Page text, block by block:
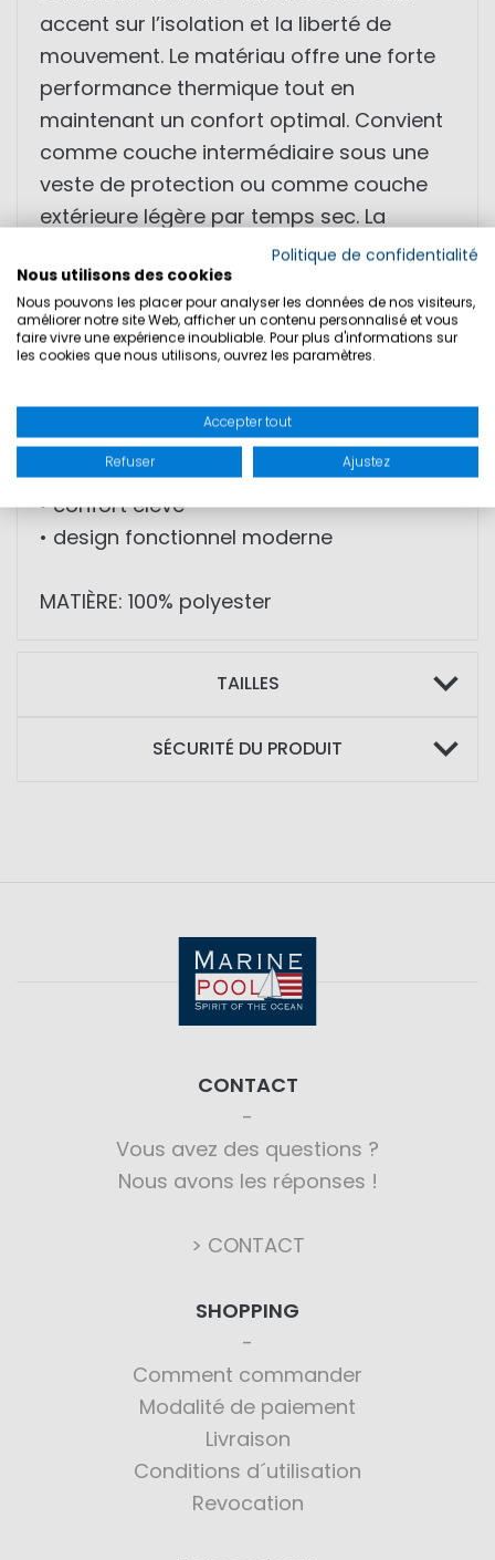
accent sur l’isolation et la liberté de
mouvement. Le matériau offre une forte
performance thermique tout en
maintenant un confort optimal. Convient
comme couche intermédiaire sous une
veste de protection ou comme couche
extérieure légère par temps sec. La
construction flexible garantit une mobilité
totale lors des activités.
• matière polaire avec haute isolation
• respirant
• extensible avec stretch 4 directions
• grande liberté de mouvement
• confort élevé
• design fonctionnel moderne
MATIÈRE: 100% polyester
TAILLES
SÉCURITÉ DU PRODUIT
CONTACT
Vous avez des questions ?
Nous avons les réponses !
> CONTACT
SHOPPING
Comment commander
Modalité de paiement
Livraison
Conditions d´utilisation
Revocation
Politique de confidentialité
Nous utilisons des cookies
Nous pouvons les placer pour analyser les données de nos visiteurs,
améliorer notre site Web, afficher un contenu personnalisé et vous
faire vivre une expérience inoubliable. Pour plus d'informations sur
les cookies que nous utilisons, ouvrez les paramètres.
Accepter tout
Refuser Ajustez